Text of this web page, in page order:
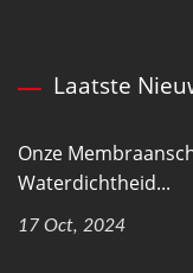
Laatste
Onze
Waterdichtheid...
17 Oct, 2024